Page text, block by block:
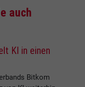
auch
KI in einen
Bitkom